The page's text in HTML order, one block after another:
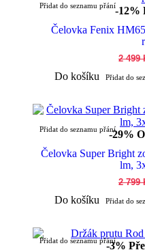
-12%
Přidat do seznamu přání
Čelovka Fenix
2 499
Do košíku
Přidat do
-29%
Přidat do seznamu přání
Čelovka Super Bright
lm,
2 799
Do košíku
Přidat do
-3%
Přidat do seznamu přání